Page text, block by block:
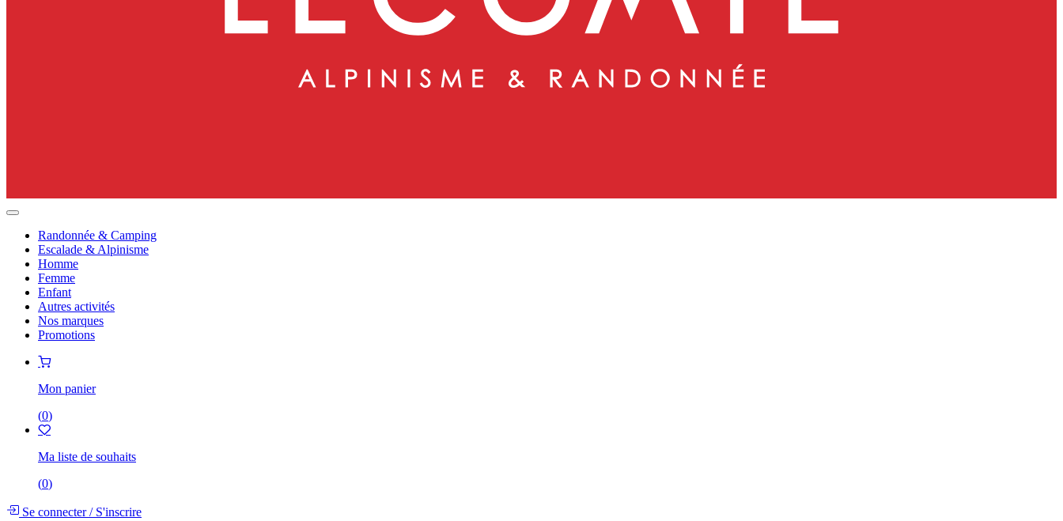
Randonnée & Camping
Escalade & Alpinisme
Homme
Femme
Enfant
Autres activités
Nos marques
Promotions
Mon panier
(0)
Ma liste de souhaits
(0)
Se connecter/S'inscrire